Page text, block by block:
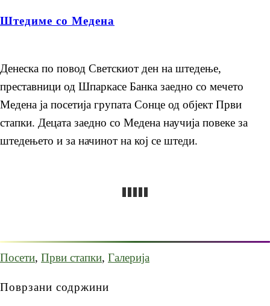
Штедиме со Медена
Денеска по повод Светскиот ден на штедење,
преставници од Шпаркасе Банка заедно со мечето
Медена ја посетија групата Сонце од објект Први
стапки. Децата заедно со Медена научија повеке за
штедењето и за начинот на кој се штеди.
Посети, Први стапки, Галерија
Поврзани содржини